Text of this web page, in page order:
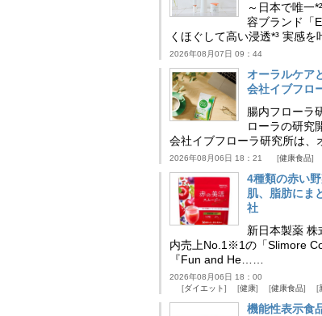
～日本で唯一
容ブランド「
くほぐして高い浸透*³ 実感
2026年08月07日 09：44
オーラルケア
会社イブフロ
腸内フローラ
ローラの研究
会社イブフローラ研究所は
2026年08月06日 18：21 健康食品
4種類の赤い
肌、脂肪にま
社
新日本製薬 株
内売上No.1※1の「Slimore
『Fun and He……
2026年08月06日 18：00
ダイエット
健康 健康食品
機能性表示食